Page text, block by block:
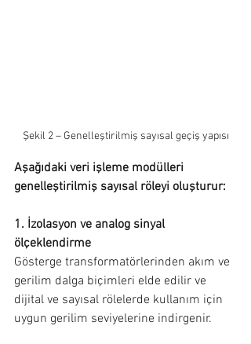
Şekil 2 – Genelleştirilmiş sayısal geçiş yapısı
Aşağıdaki veri işleme modülleri
genelleştirilmiş sayısal röleyi oluşturur:
1. İzolasyon ve analog sinyal
ölçeklendirme
Gösterge transformatörlerinden akım ve
gerilim dalga biçimleri elde edilir ve
dijital ve sayısal rölelerde kullanım için
uygun gerilim seviyelerine indirgenir.